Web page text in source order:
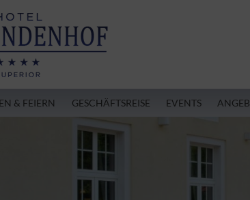
& FEIERN GESCHÄFTSREISE EVENTS